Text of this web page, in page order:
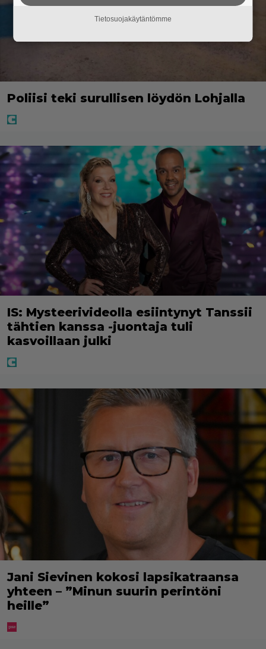
Poliisi teki surullisen löydön Lohjalla
IS: Mysteerivideolla esiintynyt Tanssii
tähtien kanssa -juontaja tuli
kasvoillaan julki
Jani Sievinen kokosi lapsikatraansa
yhteen – ”Minun suurin perintöni
heille”
Tietosuojakäytäntömme